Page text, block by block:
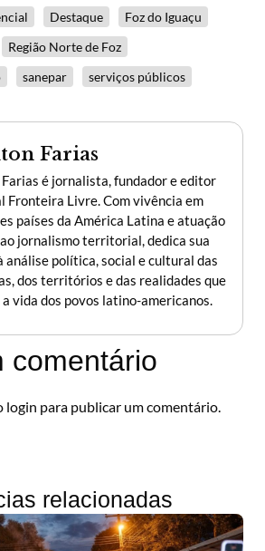
Destaque
Foz do Iguaçu
Região Norte de Foz
sanepar
serviços públicos
Farias
é jornalista, fundador e editor
Fronteira Livre. Com vivência em
países da América Latina e atuação
jornalismo territorial, dedica sua
análise política, social e cultural das
dos territórios e das realidades que
a vida dos povos latino-americanos.
comentário
login para publicar um comentário.
relacionadas